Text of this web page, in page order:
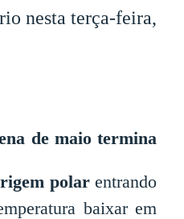
nesta terça-feira,
de maio termina
polarentrando
baixar em